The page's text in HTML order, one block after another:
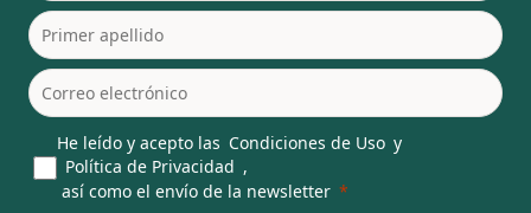
He leído y acepto las Condiciones de Uso y
Política de Privacidad ,
así como el envío de la newsletter